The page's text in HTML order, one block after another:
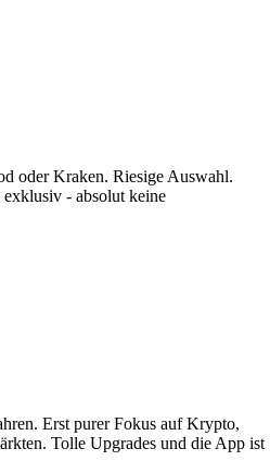
oder Kraken. Riesige Auswahl.
- absolut keine
Erst purer Fokus auf Krypto,
Tolle Upgrades und die App ist